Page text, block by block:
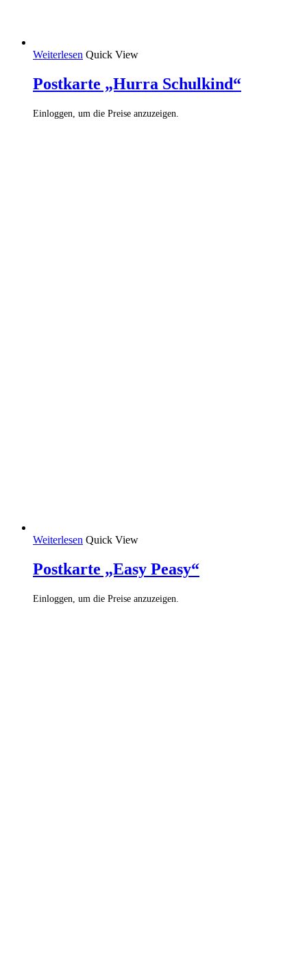
Weiterlesen Quick View
Postkarte „Hurra Schulkind“
Einloggen, um die Preise anzuzeigen.
Weiterlesen Quick View
Postkarte „Easy Peasy“
Einloggen, um die Preise anzuzeigen.